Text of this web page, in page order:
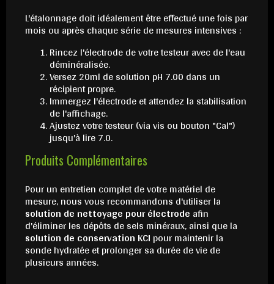
L'étalonnage doit idéalement être effectué une fois par
mois ou après chaque série de mesures intensives :
Rincez l'électrode de votre testeur avec de l'eau
déminéralisée.
Versez 20ml de solution pH 7.00 dans un
récipient propre.
Immergez l'électrode et attendez la stabilisation
de l'affichage.
Ajustez votre testeur (via vis ou bouton "Cal")
jusqu'à lire 7.0.
Produits Complémentaires
Pour un entretien complet de votre matériel de
mesure, nous vous recommandons d'utiliser la
solution de nettoyage pour électrode afin
d'éliminer les dépôts de sels minéraux, ainsi que la
solution de conservation KCI pour maintenir la
sonde hydratée et prolonger sa durée de vie de
plusieurs années.